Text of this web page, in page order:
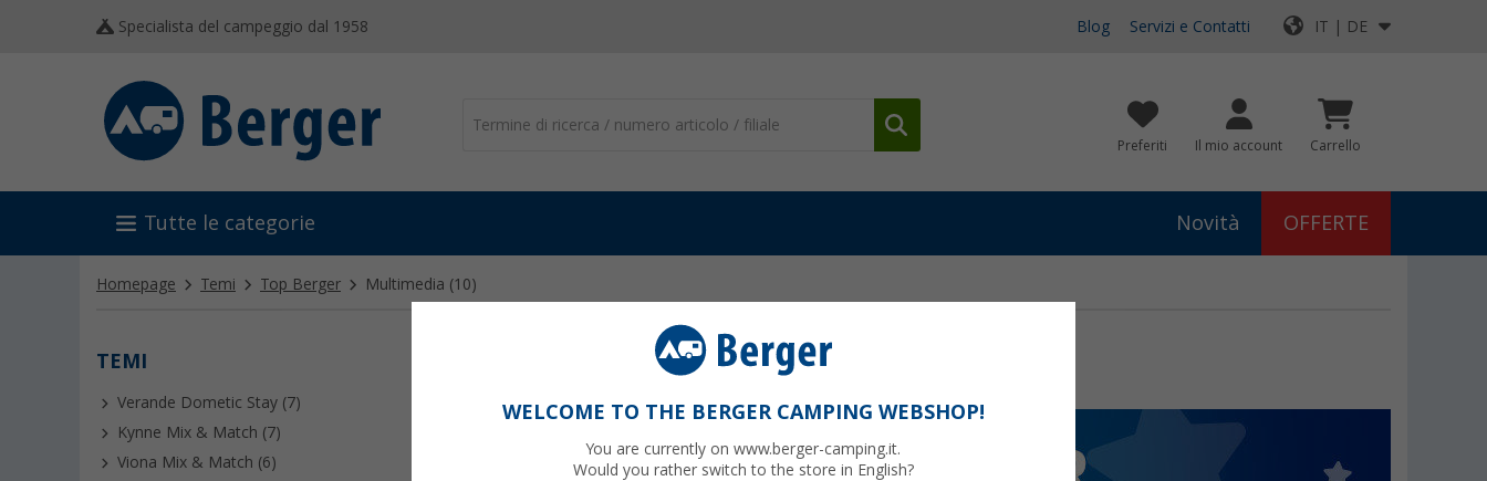
Specialista del campeggio dal 1958 Blog Servizi e Contatti IT | DE
Preferiti Il mio account Carrello
Tutte le categorie Novità OFFERTE
Homepage Temi Top Berger Multimedia (10)
TEMI
Verande Dometic Stay (7)
Kynne Mix & Match (7)
Viona Mix & Match (6)
WELCOME TO THE BERGER CAMPING WEBSHOP!
You are currently on www.berger-camping.it.
Would you rather switch to the store in English?